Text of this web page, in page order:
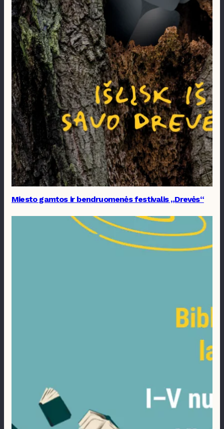
Miesto gamtos ir bendruomenės festivalis „Drevės“